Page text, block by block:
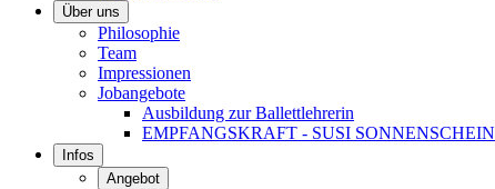
Über uns
Philosophie
Team
Impressionen
Jobangebote
Ausbildung zur Ballettlehrerin
EMPFANGSKRAFT - SUSI SONNENSCHEIN
Infos
Angebot